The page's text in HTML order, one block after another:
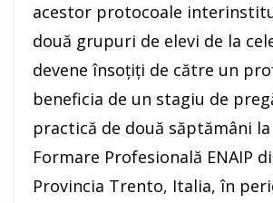
acestor protocoale
două grupuri de elevi de la
devene însoțiți de către un
beneficia de un stagiu de
practică de două săptămâni
Formare Profesională ENAIP
Provincia Trento, Italia, în